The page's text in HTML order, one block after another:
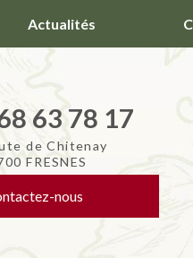
Actualités
63 78 17
de Chitenay
FRESNES
nous